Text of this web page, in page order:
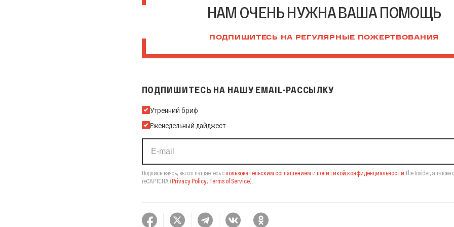
НАМ ОЧЕНЬ НУЖНА ВАША ПОМОЩЬ
ПОДПИШИТЕСЬ НА РЕГУЛЯРНЫЕ ПОЖЕРТВОВАНИЯ
ПОДПИШИТЕСЬ НА НАШУ EMAIL-РАССЫЛКУ
Подпишитесь на нашу Email-рассылку
Утренний бриф
Еженедельный дайджест
Подписываясь, вы соглашаетесь спользовательским соглашением и политикой конфиденциальности The Insider, а также
reCAPTCHA (Privacy Policy, Terms of Service).